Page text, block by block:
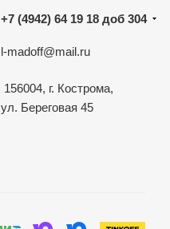
+7 (4942) 64 19 18 доб 304
l-madoff@mail.ru
156004, г. Кострома,
ул. Береговая 45